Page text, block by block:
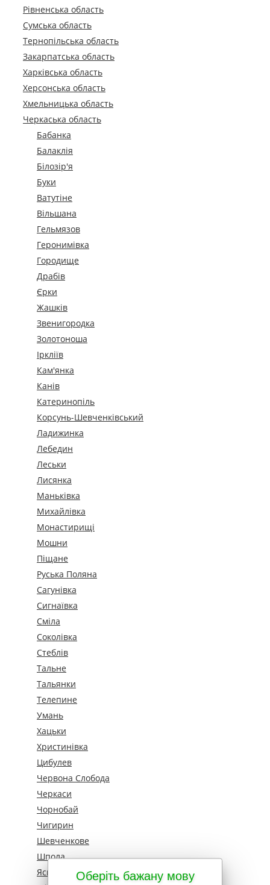
Оберіть бажану мову
Рівненська область
Сумська область
Тернопільська область
Закарпатська область
Харківська область
Херсонська область
Хмельницька область
Черкаська область
Бабанка
Балаклія
Білозір'я
Буки
Ватутіне
Вільшана
Гельмязов
Геронимівка
Городище
Драбів
Єрки
Жашків
Звенигородка
Золотоноша
Іркліїв
Кам'янка
Канів
Катеринопіль
Корсунь-Шевченківський
Ладижинка
Лебедин
Леськи
Лисянка
Маньківка
Михайлівка
Монастирищі
Мошни
Піщане
Руська Поляна
Сагунівка
Сигнаївка
Сміла
Соколівка
Стеблів
Тальне
Тальянки
Телепине
Умань
Хацьки
Христинівка
Цибулев
Червона Слобода
Черкаси
Чорнобай
Чигирин
Шевченкове
Шпола
Яснозір'я